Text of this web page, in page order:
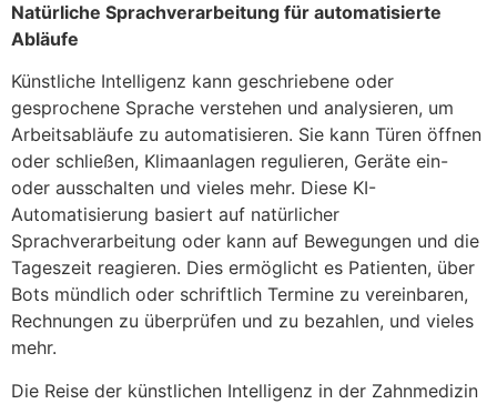
Natürliche Sprachverarbeitung für automatisierte
Abläufe
Künstliche Intelligenz kann geschriebene oder
gesprochene Sprache verstehen und analysieren, um
Arbeitsabläufe zu automatisieren. Sie kann Türen öffnen
oder schließen, Klimaanlagen regulieren, Geräte ein-
oder ausschalten und vieles mehr. Diese KI-
Automatisierung basiert auf natürlicher
Sprachverarbeitung oder kann auf Bewegungen und die
Tageszeit reagieren. Dies ermöglicht es Patienten, über
Bots mündlich oder schriftlich Termine zu vereinbaren,
Rechnungen zu überprüfen und zu bezahlen, und vieles
mehr.
Die Reise der künstlichen Intelligenz in der Zahnmedizin